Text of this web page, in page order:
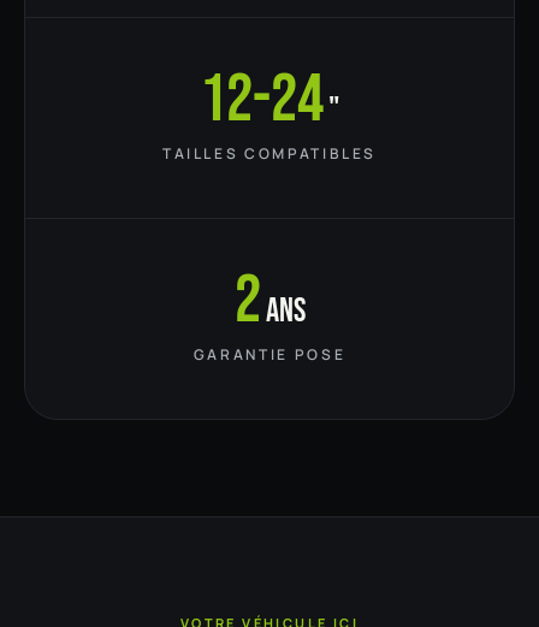
12-24"
TAILLES COMPATIBLES
2ans
GARANTIE POSE
VOTRE VÉHICULE ICI